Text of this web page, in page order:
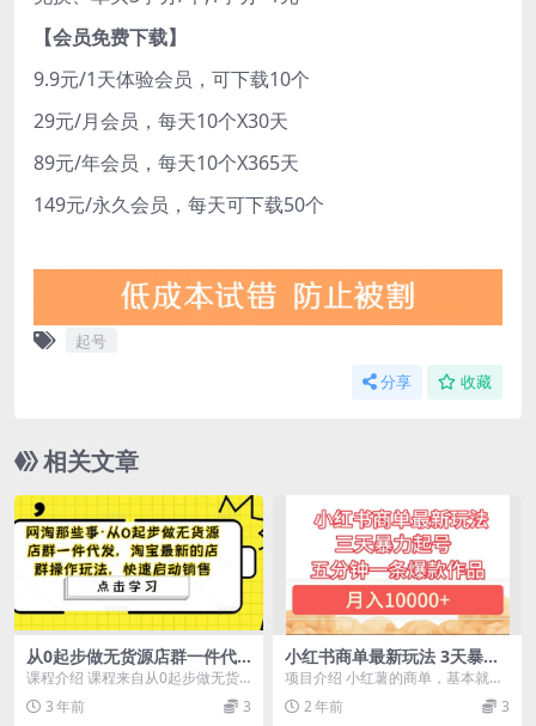
【会员免费下载】
9.9元/1天体验会员，可下载10个
29元/月会员，每天10个X30天
89元/年会员，每天10个X365天
149元/永久会员，每天可下载50个
起号
分享 收藏
相关文章
从0起步做无货源店群一件代
发，淘宝最新的店群操作玩
法，快速启动销售
课程介绍 课程来自从0起步做无货
源店群一件代发。分享淘宝最新的
店群操作玩法，蓝海...
3 年前 3
小红书商单最新玩法 3天暴力
起号 5分钟一条爆款作品 月入
10000+
项目介绍 小红薯的商单，基本就是
千粉以后，开通蒲公英，然后能接
到品牌方的种草商单...
2 年前 3